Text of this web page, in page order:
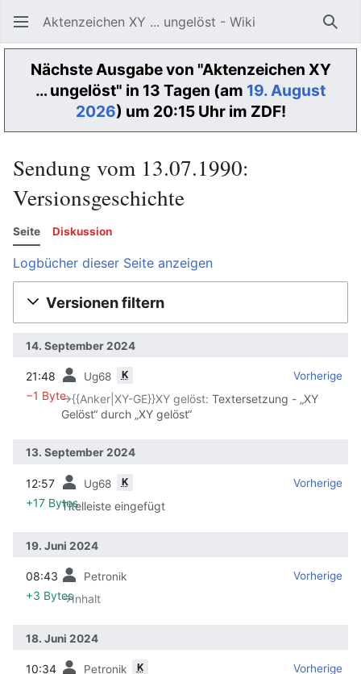
Aktenzeichen XY ... ungelöst - Wiki
Nächste Ausgabe von "Aktenzeichen XY
… ungelöst" in 13 Tagen (am 19. August
2026) um 20:15 Uhr im ZDF!
Sendung vom 13.07.1990:
Versionsgeschichte
Seite Diskussion
Logbücher dieser Seite anzeigen
Versionen filtern
14. September 2024
Vorherige
21:48 Ug68 K
−1 Byte→‎{{Anker|XY-GE}}XY gelöst: Textersetzung - „XY
Gelöst“ durch „XY gelöst“
13. September 2024
Vorherige
12:57 Ug68 K
+17 BytesTitelleiste eingefügt
19. Juni 2024
Vorherige
08:43 Petronik
+3 Bytes→‎Inhalt
18. Juni 2024
Vorherige
10:34 Petronik K